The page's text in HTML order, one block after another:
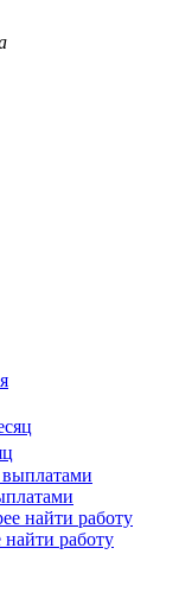
работу